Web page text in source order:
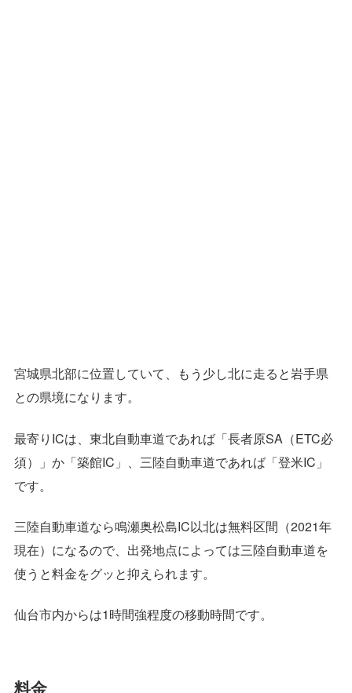
宮城県北部に位置していて、もう少し北に走ると岩手県
との県境になります。
最寄りICは、東北自動車道であれば「長者原SA（ETC必
須）」か「築館IC」、三陸自動車道であれば「登米IC」
です。
三陸自動車道なら鳴瀬奥松島IC以北は無料区間（2021年
現在）になるので、出発地点によっては三陸自動車道を
使うと料金をグッと抑えられます。
仙台市内からは1時間強程度の移動時間です。
料金